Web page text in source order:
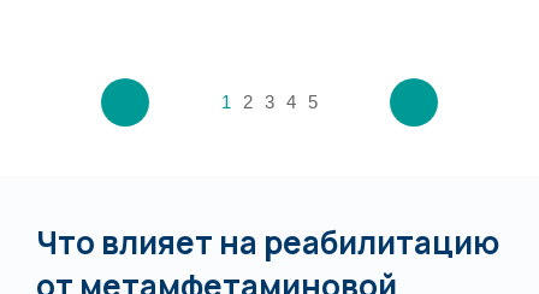
1 2 3 4 5
Что влияет на реабилитацию